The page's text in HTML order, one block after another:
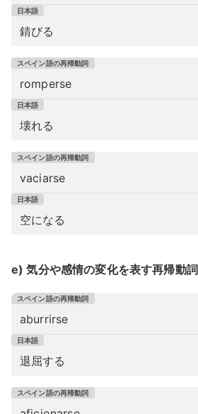
錆びる
romperse
壊れる
vaciarse
空になる
e) 気分や感情の変化を表す再帰動詞
aburrirse
退屈する